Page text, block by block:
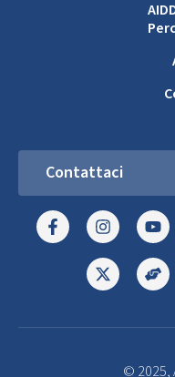
Contattaci
© 2025,